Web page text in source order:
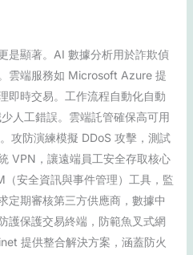
是顯著。AI 數據分析用於詐欺偵
雲端服務如 Microsoft Azure 提
即時交易。工作流程自動化自動
人工錯誤。雲端託管確保高可用
攻防演練模擬 DDoS 攻擊，測試
VPN，讓遠端員工安全存取核心
安全資訊與事件管理）工具，監
定期審核第三方供應商，數據中
護保護交易終端，防範魚叉式網
提供整合解決方案，涵蓋防火